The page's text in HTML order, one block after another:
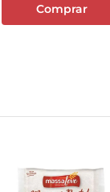
Comprar